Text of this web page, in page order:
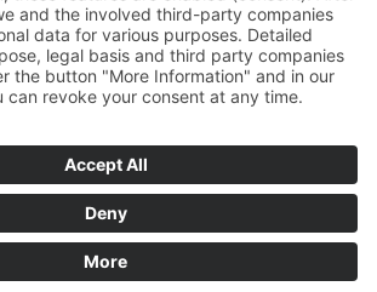
dämmung
möbel
feuer sanieren küche
outdoor
modernisieren
photovoltaik
Impressum